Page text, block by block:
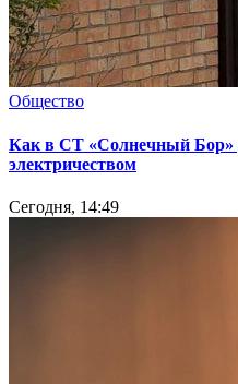
Общество
Как в СТ «Солнечный Бор»
электричеством
Сегодня, 14:49